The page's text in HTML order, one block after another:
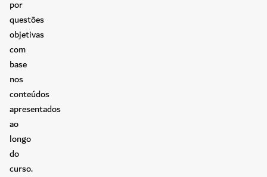
por
questões
objetivas
com
base
nos
conteúdos
apresentados
ao
longo
do
curso.